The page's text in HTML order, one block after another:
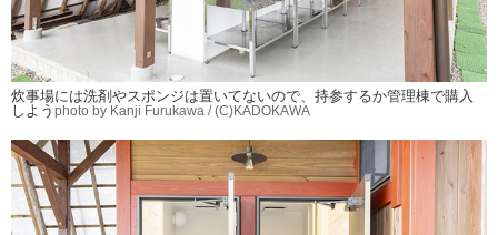
炊事場には洗剤やスポンジは置いてないので、持参するか管理棟で購入
しよう photo by Kanji Furukawa / (C)KADOKAWA